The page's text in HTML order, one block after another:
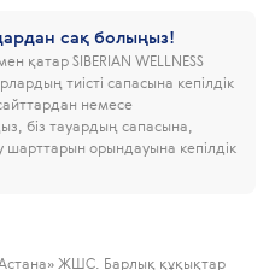
сақ болыңыз!
қатар SIBERIAN WELLNESS
тиісті сапасына кепілдік
немесе
біз тауардың сапасына,
орындауына кепілдік
ЖШС. Барлық құқықтар